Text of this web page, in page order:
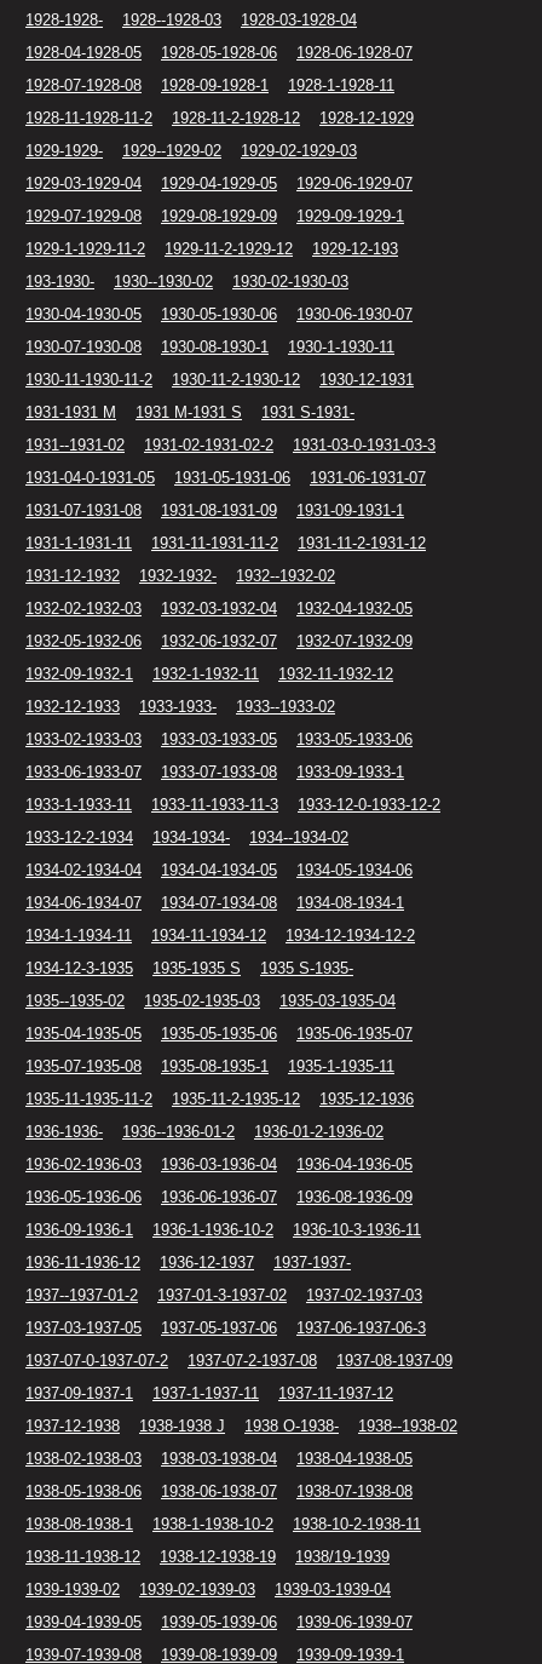
1928-1928- 1928--1928-03
1928-03-1928-04
1928-04-1928-05
1928-05-1928-06
1928-06-1928-07
1928-07-1928-08
1928-09-1928-1
1928-1-1928-11
1928-11-1928-11-2
1928-11-2-1928-12
1928-12-1929
1929-1929-
1929--1929-02
1929-02-1929-03
1929-03-1929-04
1929-04-1929-05
1929-06-1929-07
1929-07-1929-08
1929-08-1929-09
1929-09-1929-1
1929-1-1929-11-2
1929-11-2-1929-12
1929-12-193
193-1930-
1930--1930-02
1930-02-1930-03
1930-04-1930-05
1930-05-1930-06
1930-06-1930-07
1930-07-1930-08
1930-08-1930-1
1930-1-1930-11
1930-11-1930-11-2
1930-11-2-1930-12
1930-12-1931
1931-1931 M
1931 M-1931 S
1931 S-1931-
1931--1931-02
1931-02-1931-02-2
1931-03-0-1931-03-3
1931-04-0-1931-05
1931-05-1931-06
1931-06-1931-07
1931-07-1931-08
1931-08-1931-09
1931-09-1931-1
1931-1-1931-11
1931-11-1931-11-2
1931-11-2-1931-12
1931-12-1932
1932-1932-
1932--1932-02
1932-02-1932-03
1932-03-1932-04
1932-04-1932-05
1932-05-1932-06
1932-06-1932-07
1932-07-1932-09
1932-09-1932-1
1932-1-1932-11
1932-11-1932-12
1932-12-1933
1933-1933-
1933--1933-02
1933-02-1933-03
1933-03-1933-05
1933-05-1933-06
1933-06-1933-07
1933-07-1933-08
1933-09-1933-1
1933-1-1933-11
1933-11-1933-11-3
1933-12-0-1933-12-2
1933-12-2-1934
1934-1934-
1934--1934-02
1934-02-1934-04
1934-04-1934-05
1934-05-1934-06
1934-06-1934-07
1934-07-1934-08
1934-08-1934-1
1934-1-1934-11
1934-11-1934-12
1934-12-1934-12-2
1934-12-3-1935
1935-1935 S
1935 S-1935-
1935--1935-02
1935-02-1935-03
1935-03-1935-04
1935-04-1935-05
1935-05-1935-06
1935-06-1935-07
1935-07-1935-08
1935-08-1935-1
1935-1-1935-11
1935-11-1935-11-2
1935-11-2-1935-12
1935-12-1936
1936-1936-
1936--1936-01-2
1936-01-2-1936-02
1936-02-1936-03
1936-03-1936-04
1936-04-1936-05
1936-05-1936-06
1936-06-1936-07
1936-08-1936-09
1936-09-1936-1
1936-1-1936-10-2
1936-10-3-1936-11
1936-11-1936-12
1936-12-1937
1937-1937-
1937--1937-01-2
1937-01-3-1937-02
1937-02-1937-03
1937-03-1937-05
1937-05-1937-06
1937-06-1937-06-3
1937-07-0-1937-07-2
1937-07-2-1937-08
1937-08-1937-09
1937-09-1937-1
1937-1-1937-11
1937-11-1937-12
1937-12-1938
1938-1938 J 1938 O-1938-
1938--1938-02
1938-02-1938-03
1938-03-1938-04
1938-04-1938-05
1938-05-1938-06
1938-06-1938-07
1938-07-1938-08
1938-08-1938-1
1938-1-1938-10-2
1938-10-2-1938-11
1938-11-1938-12
1938-12-1938-19
1938/19-1939
1939-1939-02
1939-02-1939-03
1939-03-1939-04
1939-04-1939-05
1939-05-1939-06
1939-06-1939-07
1939-07-1939-08
1939-08-1939-09
1939-09-1939-1